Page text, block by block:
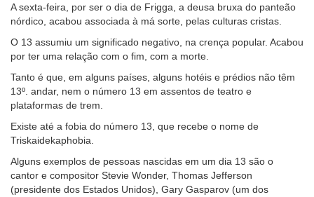
A sexta-feira, por ser o dia de Frigga, a deusa bruxa do panteão
nórdico, acabou associada à má sorte, pelas culturas cristas.
O 13 assumiu um significado negativo, na crença popular. Acabou
por ter uma relação com o fim, com a morte.
Tanto é que, em alguns países, alguns hotéis e prédios não têm
13º. andar, nem o número 13 em assentos de teatro e
plataformas de trem.
Existe até a fobia do número 13, que recebe o nome de
Triskaidekaphobia.
Alguns exemplos de pessoas nascidas em um dia 13 são o
cantor e compositor Stevie Wonder, Thomas Jefferson
(presidente dos Estados Unidos), Gary Gasparov (um dos